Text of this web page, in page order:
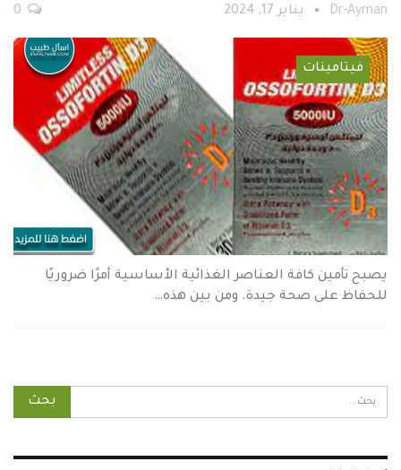
Dr-Ayman يناير 17, 2024
فيتامينات
يصبح تأمين كافة العناصر الغذائية الأساسية أمرًا ضروريًا
للحفاظ على صحة جيدة. ومن بين هذه…